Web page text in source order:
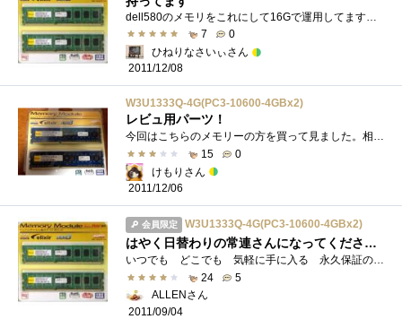
7
0
ひねりなさいぃさん
2011/12/08
W3U1333Q-4G(PC3-10600-4GBx2)
レビュ用パーツ！
今回はこちらのメモリーの方を買って見ました。相性的にも安定しているとの話を聞いたので、こちらを選んでみました。DDR3-1333 4G×２ ですね�...
15
0
けもりさん
2011/12/06
会員限定 W3U1333Q-4G(PC3-10600-4GBx2)
はやく日替わりの常連さんになってください！ 4Gx2 DDR3 PC3-10600
いつでも どこでも 気軽に手に入る 永久保証のメモリーさん。memtest86+で4PASSを確認しました。はじめての4GBメモリーですが、問題なく使えて�...
24
5
ALLENさん
2011/09/04